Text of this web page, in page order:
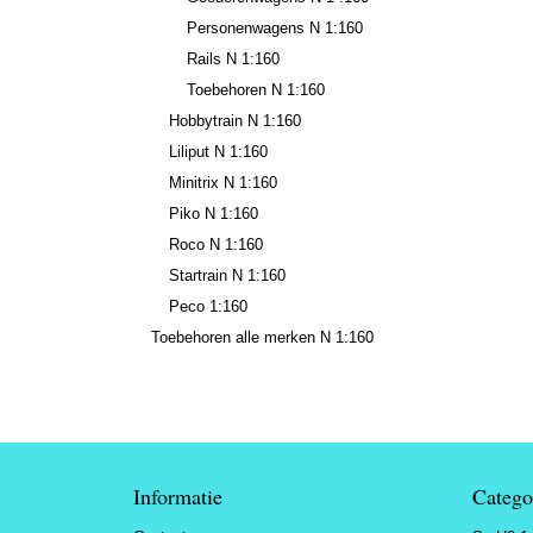
Personenwagens N 1:160
Rails N 1:160
Toebehoren N 1:160
Hobbytrain N 1:160
Liliput N 1:160
Minitrix N 1:160
Piko N 1:160
Roco N 1:160
Startrain N 1:160
Peco 1:160
Toebehoren alle merken N 1:160
Informatie